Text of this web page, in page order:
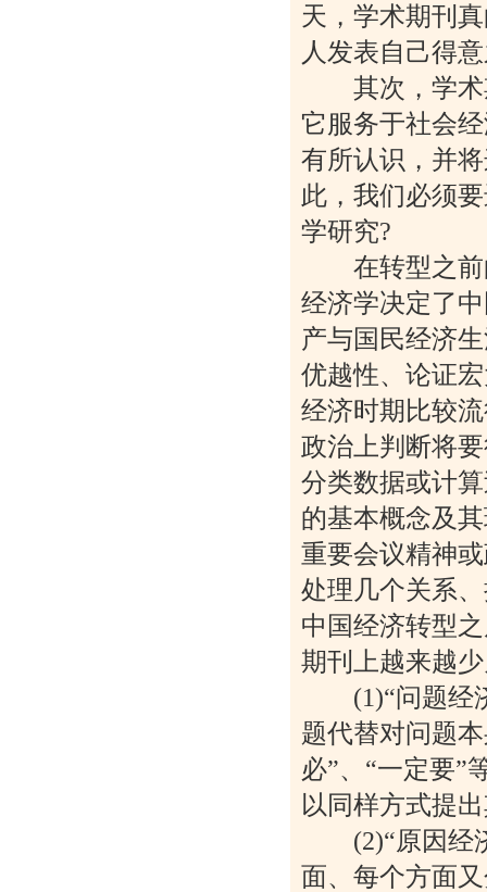
天，学术期刊
人发表自己得
其次，学术
它服务于社会
有所认识，并
此，我们必须
学研究?
在转型之前
经济学决定了
产与国民经济
优越性、论证
经济时期比较
政治上判断将
分类数据或计
的基本概念及
重要会议精神
处理几个关系
中国经济转型
期刊上越来越
(1)“问题经济
题代替对问题
必”、“一定要”
以同样方式提
(2)“原因经济
面、每个方面